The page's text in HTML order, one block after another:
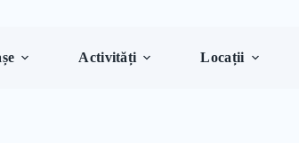
Activități Locații